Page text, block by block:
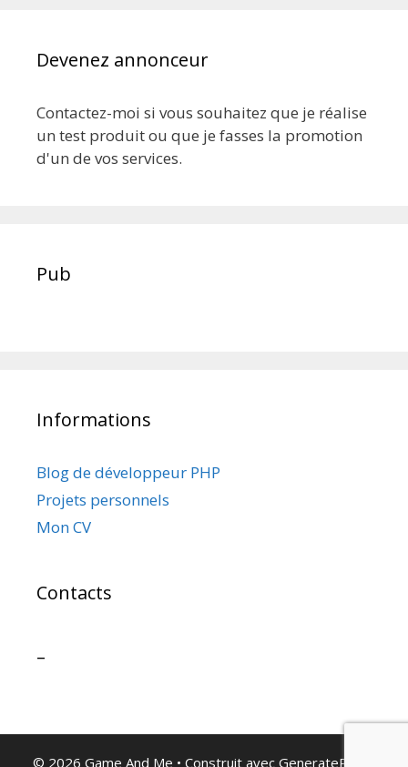
Devenez annonceur
Contactez-moi si vous souhaitez que je réalise
un test produit ou que je fasses la promotion
d'un de vos services.
Pub
Informations
Blog de développeur PHP
Projets personnels
Mon CV
Contacts
–
© 2026 Game And Me • Construit avec GeneratePress